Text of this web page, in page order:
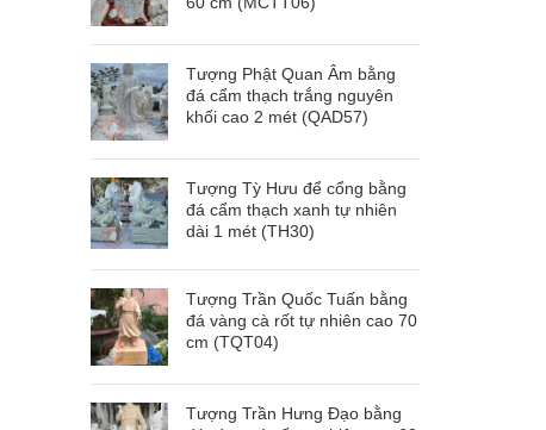
Tượng Phật Quan Âm bằng
đá cẩm thạch trắng nguyên
khối cao 2 mét (QAD57)
Tượng Tỳ Hưu để cổng bằng
đá cẩm thạch xanh tự nhiên
dài 1 mét (TH30)
Tượng Trần Quốc Tuấn bằng
đá vàng cà rốt tự nhiên cao 70
cm (TQT04)
Tượng Trần Hưng Đạo bằng